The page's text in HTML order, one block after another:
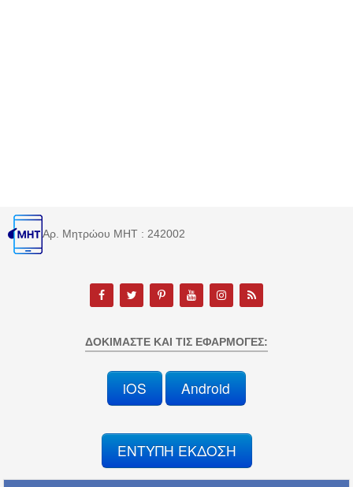
Αρ. Μητρώου MHT : 242002
ΔΟΚΙΜΆΣΤΕ ΚΑΙ ΤΙΣ ΕΦΑΡΜΟΓΈΣ:
iOS Android
ΕΝΤΥΠΗ ΕΚΔΟΣΗ